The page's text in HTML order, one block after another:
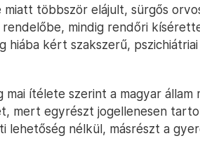
miatt többször elájult, sürgős
mindig rendőri
hiába kért szakszerű,
mai ítélete szerint a magyar
mert egyrészt jogellenesen
lehetőség nélkül, másrészt a